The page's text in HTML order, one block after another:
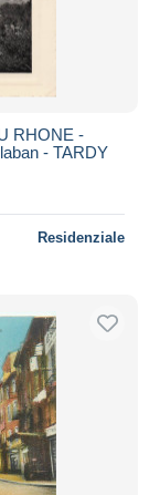
RHONE -
- TARDY
Residenziale